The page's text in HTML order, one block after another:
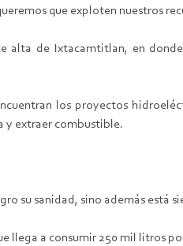
que exploten nuestros
alta de Ixtacamtitlan, en
los proyectos
y extraer combustible.
su sanidad, sino además está
llega a consumir 250 mil litros